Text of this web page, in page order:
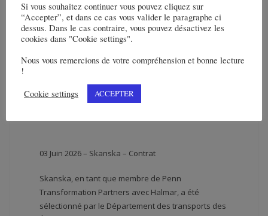
03 Juin 2026 – Skanska – Contrat
Skanska, en tant que membre de Penn
Transformation Partners avec Halmar, a été
sélectionné par le Département des transports des
Si vous souhaitez continuer vous pouvez cliquez sur
“Accepter”, et dans ce cas vous valider le paragraphe ci
dessus. Dans le cas contraire, vous pouvez désactivez les
cookies dans "Cookie settings".
Nous vous remercions de votre compréhension et bonne lecture
!
Cookie settings
ACCEPTER